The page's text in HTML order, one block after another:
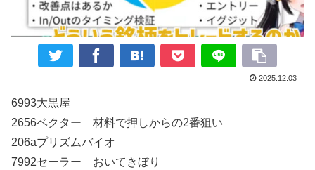
2025.12.03
6993大黒屋
2656ベクター 材料で押しからの2番狙い
206aプリズムバイオ
7992セーラー おいてきぼり